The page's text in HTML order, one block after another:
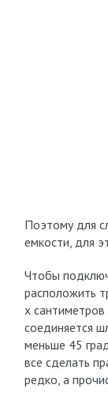
Поэтому для
емкости, для
Чтобы
расположить
х
соединяется
меньше 45
все сделать
редко, а